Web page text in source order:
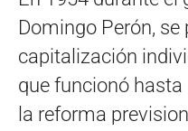
Domingo Perón,
capitalización
que funcionó hasta
la reforma